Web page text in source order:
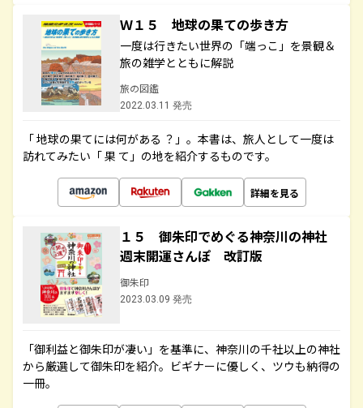
Ｗ１５ 地球の果ての歩き方
一度は行きたい世界の「端っこ」を景観＆
旅の雑学とともに解説
旅の図鑑
2022.03.11 発売
「 地球の果てには何がある ？」。本書は、旅人として一度は
訪れてみたい「 果 て」の地を紹介するものです。
詳細を見る
１５ 御朱印でめぐる神奈川の神社
週末開運さんぽ 改訂版
御朱印
2023.03.09 発売
「御利益と御朱印が凄い」を基準に、神奈川の千社以上の神社
から厳選して御朱印を紹介。ビギナーに優しく、ツウも納得の
一冊。